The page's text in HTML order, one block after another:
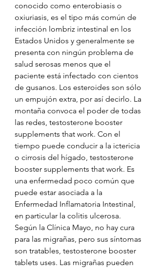
conocido como enterobiasis o
oxiuriasis, es el tipo más común de
infección lombriz intestinal en los
Estados Unidos y generalmente se
presenta con ningún problema de
salud serosas menos que el
paciente está infectado con cientos
de gusanos. Los esteroides son sólo
un empujón extra, por así decirlo. La
montaña convoca el poder de todas
las redes, testosterone booster
supplements that work. Con el
tiempo puede conducir a la ictericia
o cirrosis del hígado, testosterone
booster supplements that work. Es
una enfermedad poco común que
puede estar asociada a la
Enfermedad Inflamatoria Intestinal,
en particular la colitis ulcerosa.
Según la Clínica Mayo, no hay cura
para las migrañas, pero sus síntomas
son tratables, testosterone booster
tablets uses. Las migrañas pueden